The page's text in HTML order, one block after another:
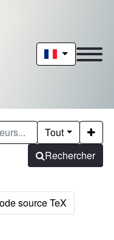
Tout
Rechercher